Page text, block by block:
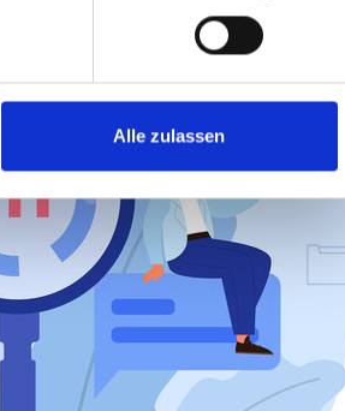
Alle zulassen